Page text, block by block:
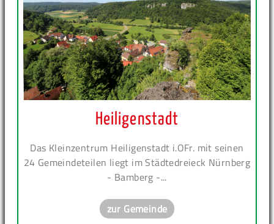
Heiligenstadt
Das Kleinzentrum Heiligenstadt i.OFr. mit seinen
24 Gemeindeteilen liegt im Städtedreieck Nürnberg
- Bamberg -...
zur Gemeinde